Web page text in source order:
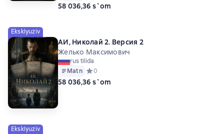
58 036,36 s`om
Eksklyuziv
АИ, Николай 2. Версия 2
Желько Максимович
rus tilida
Matn Средний рейтинг 0 на основе 0 оценок
0
58 036,36 s`om
Eksklyuziv